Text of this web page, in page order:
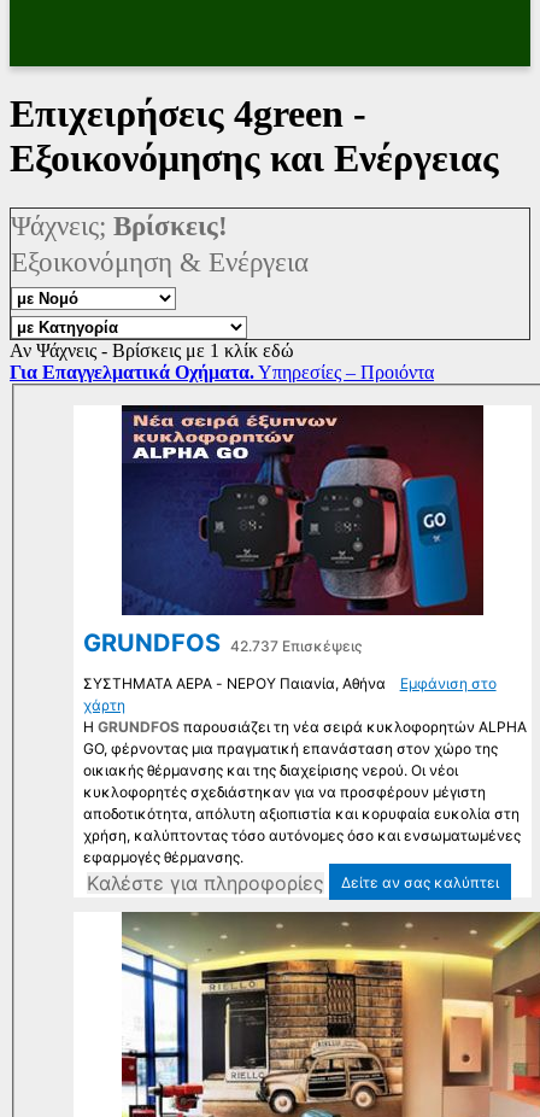
Επιχειρήσεις 4green -
Εξοικονόμησης και Ενέργειας
Ψάχνεις; Βρίσκεις!
Εξοικονόμηση & Ενέργεια
Αν Ψάχνεις - Βρίσκεις με 1 κλίκ εδώ
Για Επαγγελματικά Οχήματα.Υπηρεσίες – Προιόντα
GRUNDFOS 42.737 Επισκέψεις
Εμφάνιση στο
χάρτη
Η GRUNDFOS παρουσιάζει τη νέα σειρά κυκλοφορητών ALPHA
GO, φέρνοντας μια πραγματική επανάσταση στον χώρο της
οικιακής θέρμανσης και της διαχείρισης νερού. Οι νέοι
κυκλοφορητές σχεδιάστηκαν για να προσφέρουν μέγιστη
αποδοτικότητα, απόλυτη αξιοπιστία και κορυφαία ευκολία στη
χρήση, καλύπτοντας τόσο αυτόνομες όσο και ενσωματωμένες
εφαρμογές θέρμανσης.
Kαλέστε για πληροφορίες Δείτε αν σας καλύπτει